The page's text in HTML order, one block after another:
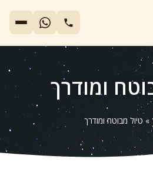
ומודרך
» טיול מבוטח ומודרך